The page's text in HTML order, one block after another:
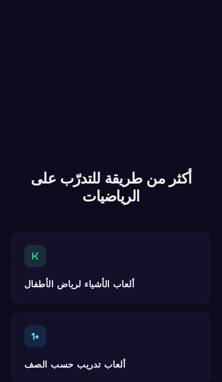
أكثر من طريقة للتدرّب على
الرياضيات
K
ألعاب الأشياء لرياض الأطفال
1+
ألعاب تدريب حسب الصف